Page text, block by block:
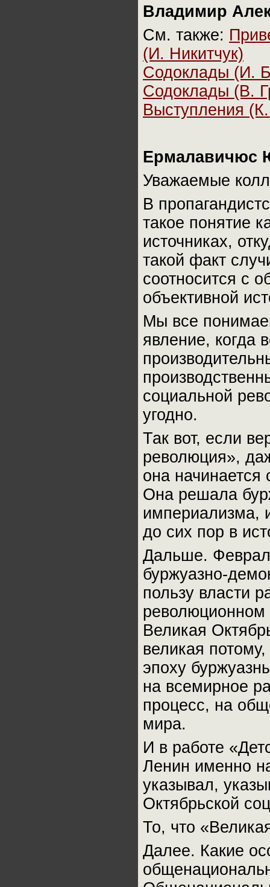
Владимир
См. также:
(И. Никитчук)
Содоклады (И.
Содоклады (В.
Выступления
Уважаемые
В
такое понятие
источниках,
такой факт
соотносится с
объективной
Мы все
явление, когда
социальной
угодно.
Так вот, если
революция»,
она
Она решала
империализма,
до сих пор в
Дальше.
буржуазно-
пользу власти
революционном
Великая
великая
эпоху
на всемирное
процесс, на
мира.
И в работе
Ленин именно
указывал,
Октябрьской
То, что
Далее. Какие